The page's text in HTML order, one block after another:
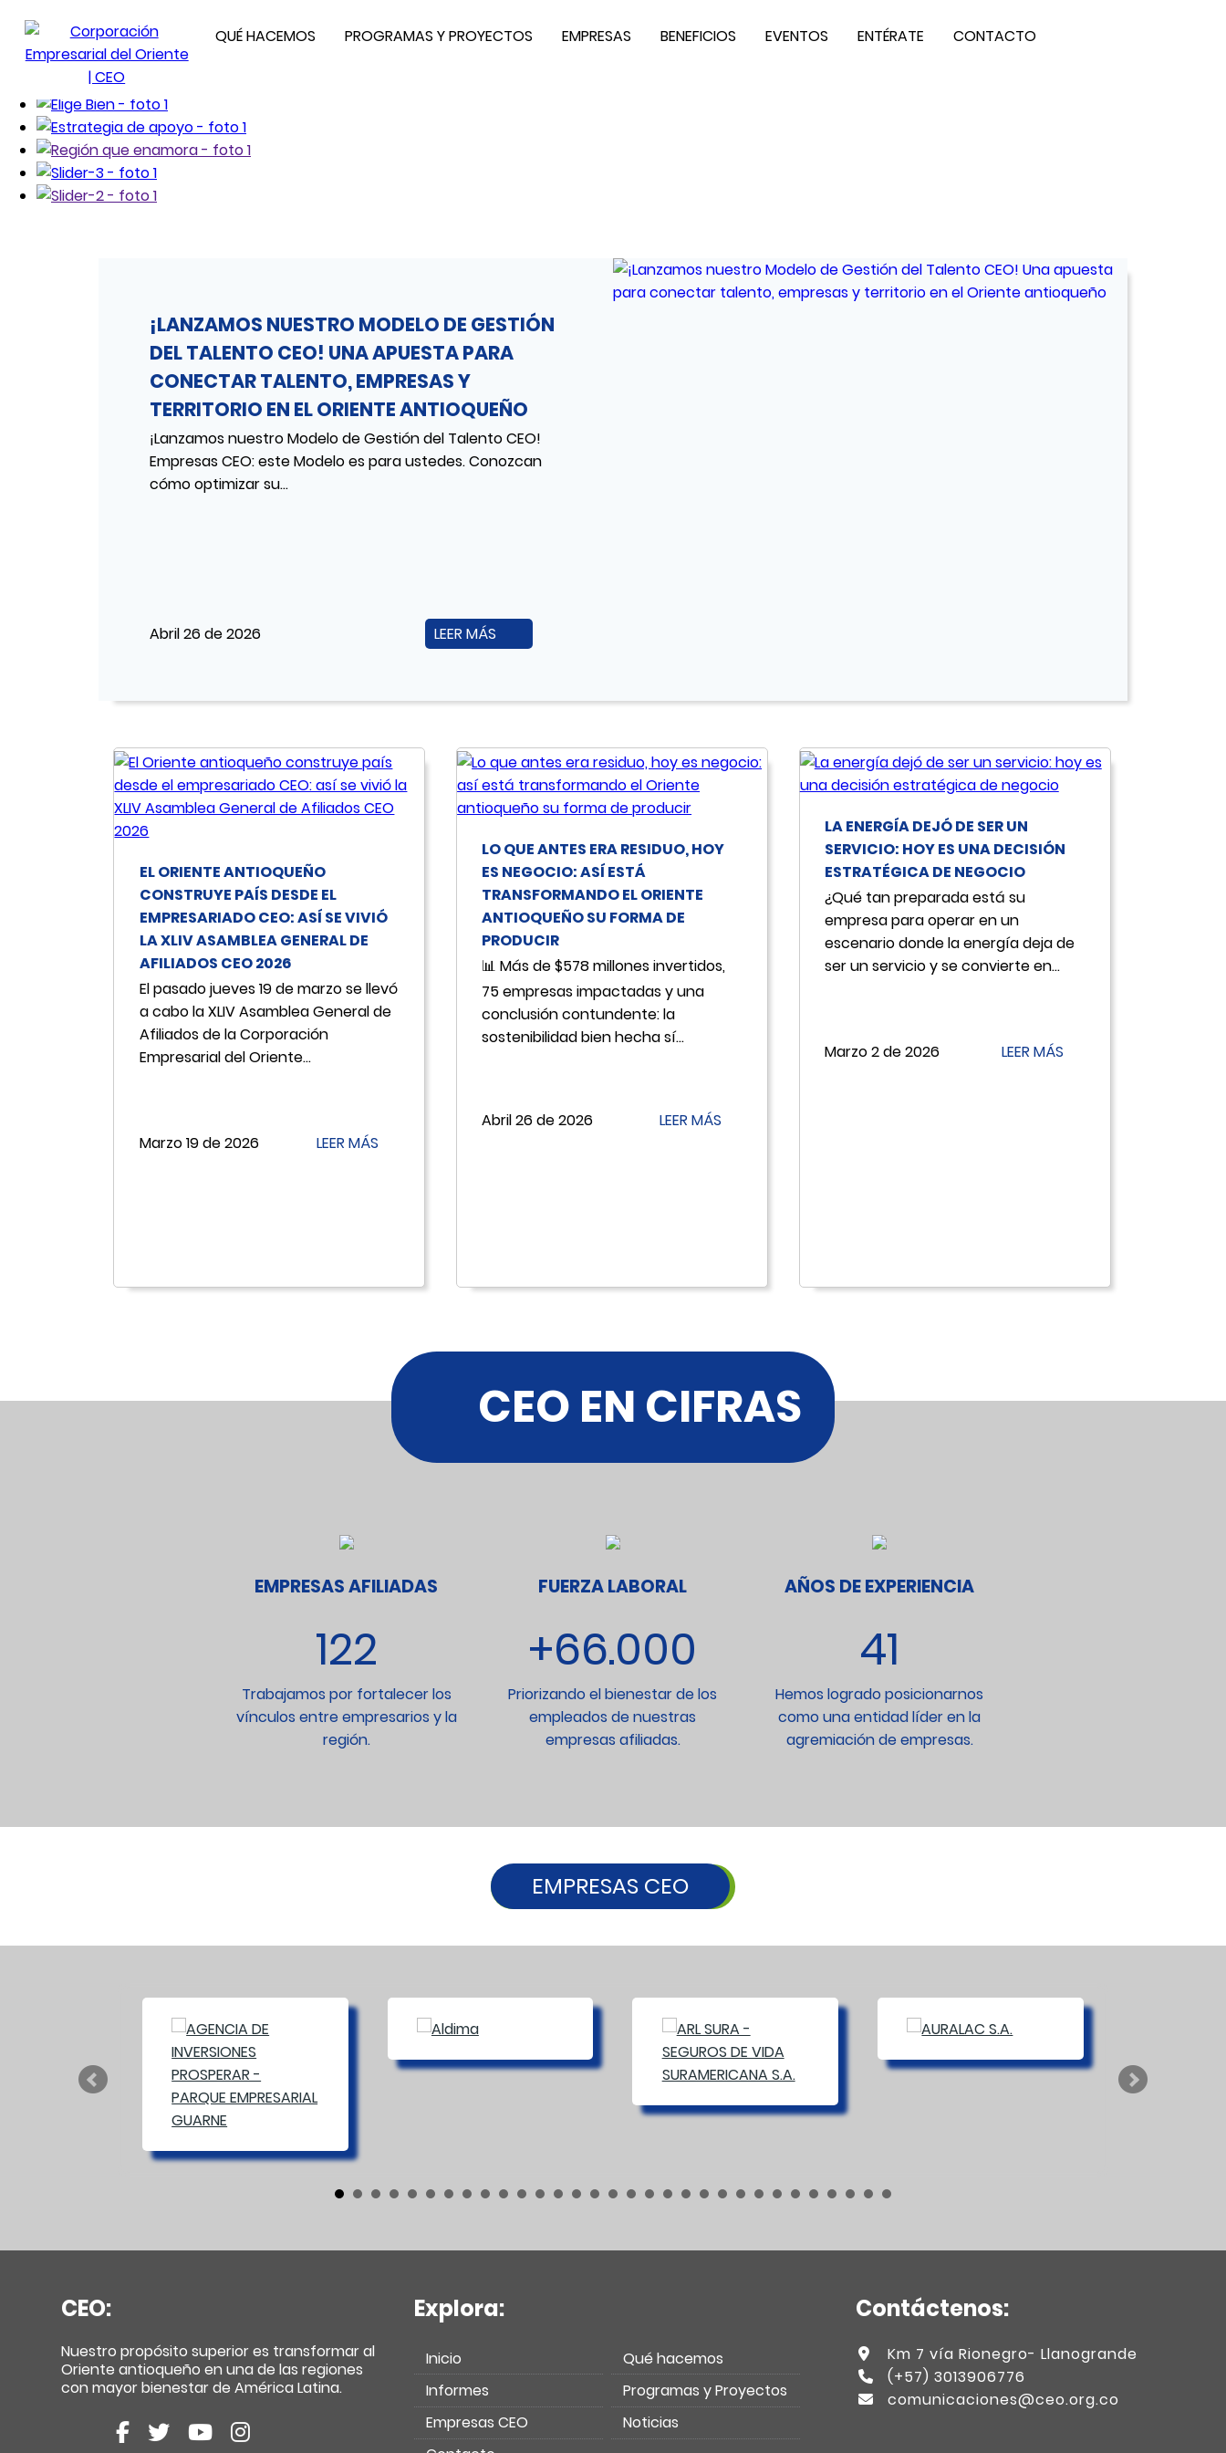
QUÉ HACEMOS PROGRAMAS Y PROYECTOS EMPRESAS BENEFICIOS EVENTOS ENTÉRATE CONTACTO
¡LANZAMOS NUESTRO MODELO DE GESTIÓN
DEL TALENTO CEO! UNA APUESTA PARA
CONECTAR TALENTO, EMPRESAS Y
TERRITORIO EN EL ORIENTE ANTIOQUEÑO
¡Lanzamos nuestro Modelo de Gestión del Talento CEO!
Empresas CEO: este Modelo es para ustedes. Conozcan
cómo optimizar su...
Abril 26 de 2026 LEER MÁS
EL ORIENTE ANTIOQUEÑO
CONSTRUYE PAÍS DESDE EL
EMPRESARIADO CEO: ASÍ SE VIVIÓ
LA XLIV ASAMBLEA GENERAL DE
AFILIADOS CEO 2026
El pasado jueves 19 de marzo se llevó
a cabo la XLIV Asamblea General de
Afiliados de la Corporación
Empresarial del Oriente...
Marzo 19 de 2026 LEER MÁS
LO QUE ANTES ERA RESIDUO, HOY
ES NEGOCIO: ASÍ ESTÁ
TRANSFORMANDO EL ORIENTE
ANTIOQUEÑO SU FORMA DE
PRODUCIR
📊 Más de $578 millones invertidos,
75 empresas impactadas y una
conclusión contundente: la
sostenibilidad bien hecha sí...
Abril 26 de 2026 LEER MÁS
LA ENERGÍA DEJÓ DE SER UN
SERVICIO: HOY ES UNA DECISIÓN
ESTRATÉGICA DE NEGOCIO
¿Qué tan preparada está su
empresa para operar en un
escenario donde la energía deja de
ser un servicio y se convierte en...
Marzo 2 de 2026 LEER MÁS
CEO EN CIFRAS
EMPRESAS AFILIADAS
122
Trabajamos por fortalecer los
vínculos entre empresarios y la
región.
FUERZA LABORAL
+66.000
Priorizando el bienestar de los
empleados de nuestras
empresas afiliadas.
AÑOS DE EXPERIENCIA
41
Hemos logrado posicionarnos
como una entidad líder en la
agremiación de empresas.
EMPRESAS CEO
CEO:
Nuestro propósito superior es transformar al
Oriente antioqueño en una de las regiones
con mayor bienestar de América Latina.
Explora:
Inicio
Qué hacemos
Informes
Programas y Proyectos
Empresas CEO
Noticias
Contáctenos:
Km 7 vía Rionegro- Llanogrande
(+57) 3013906776
comunicaciones@ceo.org.co